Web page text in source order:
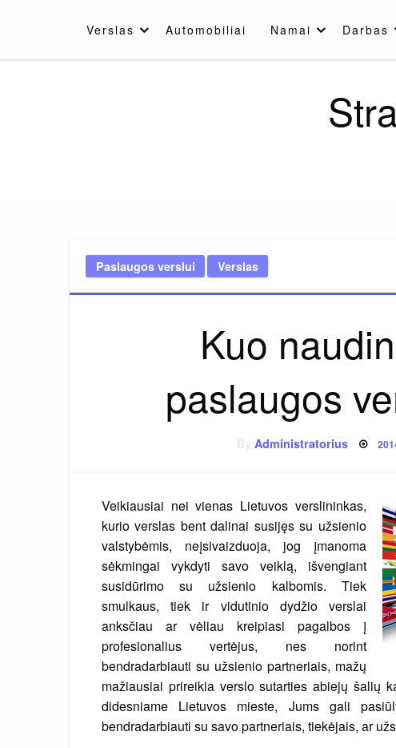
Verslas Automobiliai Namai Darbas
Paslaugos verslui Verslas
Kuo
paslaugos
ByAdministratorius
Veikiausiai nei vienas Lietuvos verslininkas,
kurio verslas bent dalinai susijęs su užsienio
valstybėmis, neįsivaizduoja, jog įmanoma
sėkmingai vykdyti savo veiklą, išvengiant
susidūrimo su užsienio kalbomis. Tiek
smulkaus, tiek ir vidutinio dydžio verslai
anksčiau ar vėliau kreipiasi pagalbos į
profesionalius vertėjus, nes norint
bendradarbiauti su užsienio partneriais, mažų
mažiausiai prireikia verslo sutarties abiejų šalių
didesniame Lietuvos mieste, Jums gali
bendradarbiauti su savo partneriais, tiekėjais, ar